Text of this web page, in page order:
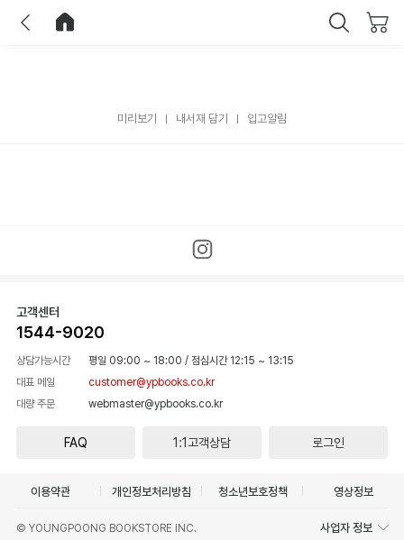
미리보기 내서재 담기 입고알림
고객센터
1544-9020
상담가능시간 평일 09:00 ~ 18:00 / 점심시간 12:15 ~ 13:15
대표 메일
customer@ypbooks.co.kr
대량 주문
webmaster@ypbooks.co.kr
FAQ 1:1고객상담 로그인
이용약관 개인정보처리방침 청소년보호정책 영상정보
© YOUNGPOONG BOOKSTORE INC. 사업자 정보